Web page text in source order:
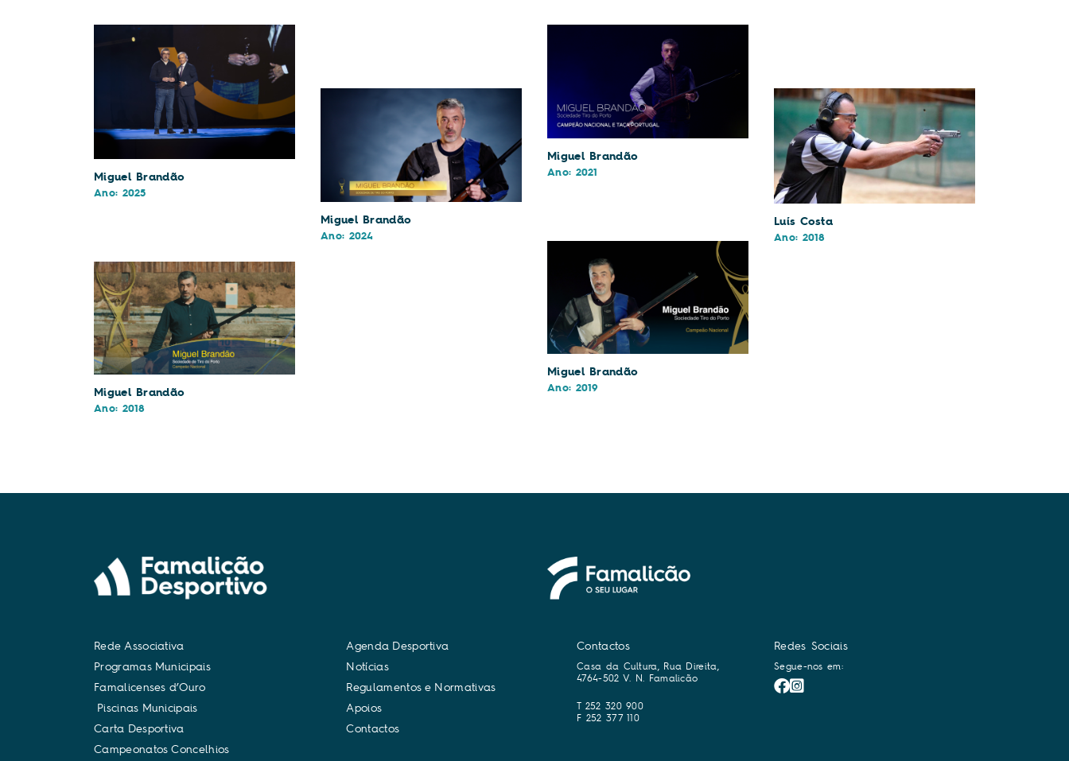
Miguel Brandão
Ano: 2025
Miguel Brandão
Ano: 2024
Miguel Brandão
Ano: 2021
Luís Costa
Ano: 2018
Miguel Brandão
Ano: 2019
Miguel Brandão
Ano: 2018
Rede Associativa
Programas Municipais
Famalicenses d’Ouro
Piscinas Municipais
Carta Desportiva
Campeonatos Concelhios
Agenda Desportiva
Notícias
Regulamentos e Normativas
Apoios
Contactos
Contactos
Casa da Cultura, Rua Direita,
4764-502 V. N. Famalicão
T 252 320 900
F 252 377 110
Redes Sociais
Segue-nos em: